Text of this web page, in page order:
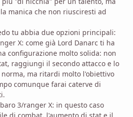
manica che non riusciresti ad
tu abbia due opzioni principali:
X: come già Lord Danarc ti ha
configurazione molto solida: non
raggiungi il secondo attacco e lo
ma ritardi molto l'obiettivo
comunque farai caterve di
3/ranger X: in questo caso